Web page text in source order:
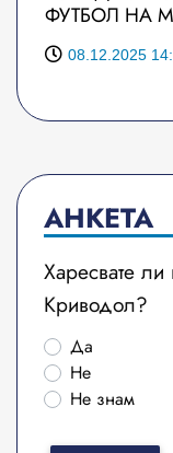
ФУТБОЛ НА
08.12.2025
АНКЕТА
Харесвате
Криводол?
Да
Не
Не знам